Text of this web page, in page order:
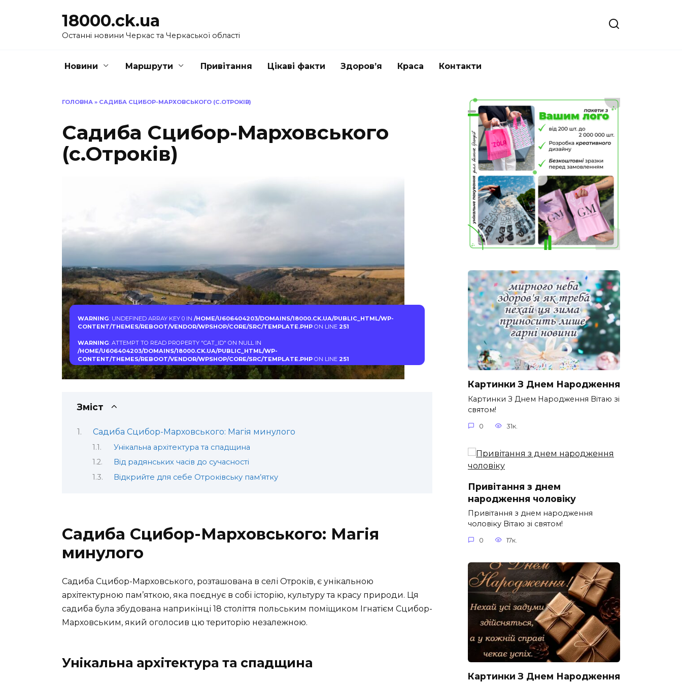
18000.ck.ua
Останні новини Черкас та Черкаської області
Новини Маршрути Привітання Цікаві факти Здоров’я Краса Контакти
ГОЛОВНА » САДИБА СЦИБОР-МАРХОВСЬКОГО (С.ОТРОКІВ)
Садиба Сцибор-Марховського
(с.Отроків)
WARNING: UNDEFINED ARRAY KEY 0 IN /HOME/U606404203/DOMAINS/18000.CK.UA/PUBLIC_HTML/WP-
CONTENT/THEMES/REBOOT/VENDOR/WPSHOP/CORE/SRC/TEMPLATE.PHPON LINE 251
WARNING: ATTEMPT TO READ PROPERTY "CAT_ID" ON NULL IN
/HOME/U606404203/DOMAINS/18000.CK.UA/PUBLIC_HTML/WP-
CONTENT/THEMES/REBOOT/VENDOR/WPSHOP/CORE/SRC/TEMPLATE.PHPON LINE 251
Зміст
Садиба Сцибор-Марховського: Магія минулого
Унікальна архітектура та спадщина
Від радянських часів до сучасності
Відкрийте для себе Отроківську пам’ятку
Садиба Сцибор-Марховського: Магія
минулого
Садиба Сцибор-Марховського, розташована в селі Отроків, є унікальною
архітектурною пам’яткою, яка поєднує в собі історію, культуру та красу природи. Ця
садиба була збудована наприкінці 18 століття польським поміщиком Ігнатієм Сцибор-
Марховським, який оголосив цю територію незалежною.
Унікальна архітектура та спадщина
Картинки З Днем Народження
Картинки З Днем Народження Вітаю зі
святом!
0 31к.
Привітання з днем
народження чоловіку
Привітання з днем народження
чоловіку Вітаю зі святом!
0 17к.
Картинки З Днем Народження